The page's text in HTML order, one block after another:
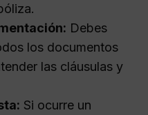
Debes
los documentos
las cláusulas y
Si ocurre un